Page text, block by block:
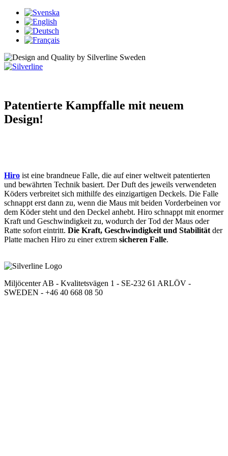
Patentierte Kampffalle mit neuem
Design!
Hiro ist eine brandneue Falle, die auf einer weltweit patentierten
und bewährten Technik basiert. Der Duft des jeweils verwendeten
Köders verbreitet sich mithilfe des einzigartigen Deckels. Die Falle
schnappt erst dann zu, wenn die Maus mit beiden Vorderbeinen vor
dem Köder steht und den Deckel anhebt. Hiro schnappt mit enormer
Kraft und Geschwindigkeit zu, wodurch der Tod der Maus oder
Ratte sofort eintritt. Die Kraft, Geschwindigkeit und Stabilität der
Platte machen Hiro zu einer extrem sicheren Falle.
Miljöcenter AB - Kvalitetsvägen 1 - SE-232 61 ARLÖV -
SWEDEN - +46 40 668 08 50